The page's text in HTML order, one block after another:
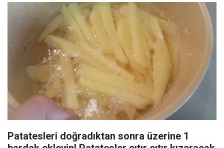
Patatesleri doğradıktan sonra üzerine 1